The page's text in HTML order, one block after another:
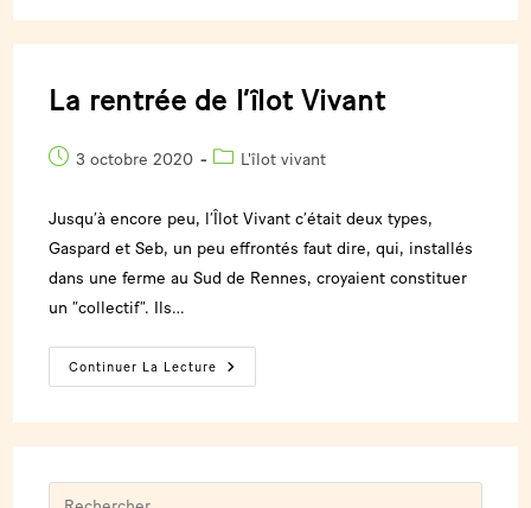
La rentrée de l’îlot Vivant
3 octobre 2020 L'îlot vivant
Jusqu’à encore peu, l’Îlot Vivant c’était deux types,
Gaspard et Seb, un peu effrontés faut dire, qui, installés
dans une ferme au Sud de Rennes, croyaient constituer
un “collectif”. Ils…
Continuer La Lecture